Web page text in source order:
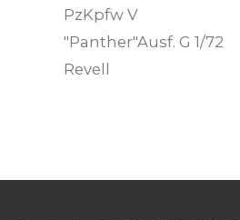
PzKpfw V
"Panther"Ausf. G 1/72
Revell